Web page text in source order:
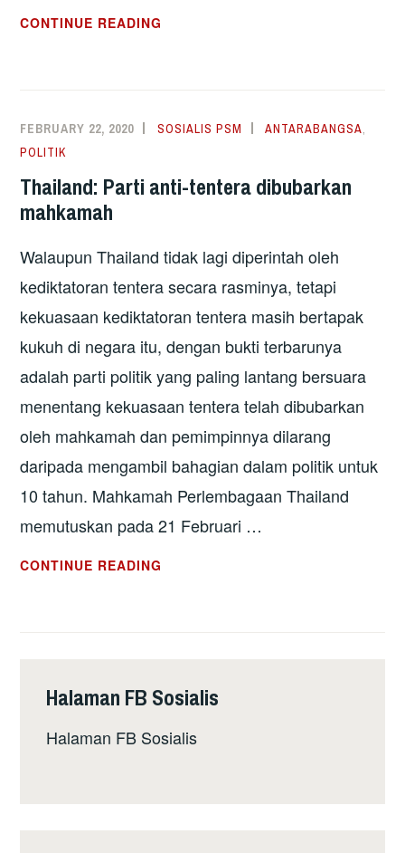
CONTINUE READING
KE
KECUALI
FEBRUARY 22, 2020 SOSIALIS PSM ANTARABANGSA,
POLITIK
Thailand: Parti anti-tentera dibubarkan
mahkamah
Walaupun Thailand tidak lagi diperintah oleh
kediktatoran tentera secara rasminya, tetapi
kekuasaan kediktatoran tentera masih bertapak
kukuh di negara itu, dengan bukti terbarunya
adalah parti politik yang paling lantang bersuara
menentang kekuasaan tentera telah dibubarkan
oleh mahkamah dan pemimpinnya dilarang
daripada mengambil bahagian dalam politik untuk
10 tahun. Mahkamah Perlembagaan Thailand
memutuskan pada 21 Februari …
CONTINUE READING
Halaman FB Sosialis
Halaman FB Sosialis